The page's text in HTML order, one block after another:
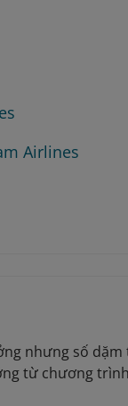
Airlines
nhưng số
từ chương